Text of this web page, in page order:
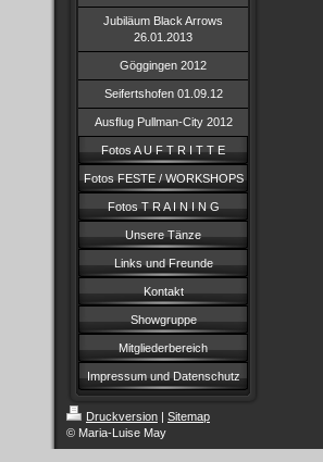
Jubiläum Black Arrows
26.01.2013
Göggingen 2012
Seifertshofen 01.09.12
Ausflug Pullman-City 2012
Fotos A U F T R I T T E
Fotos FESTE / WORKSHOPS
Fotos T R A I N I N G
Unsere Tänze
Links und Freunde
Kontakt
Showgruppe
Mitgliederbereich
Impressum und Datenschutz
Druckversion | Sitemap
© Maria-Luise May